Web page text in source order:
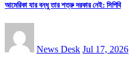
আমেরিকা যার বন্ধু তার শত্রু দরকার নেই: সিপিবি
News Desk Jul 17, 2026